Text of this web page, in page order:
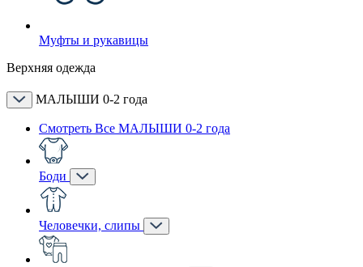
Муфты и рукавицы
Верхняя одежда
МАЛЫШИ 0-2 года
Смотреть Все МАЛЫШИ 0-2 года
Боди
Человечки, слипы